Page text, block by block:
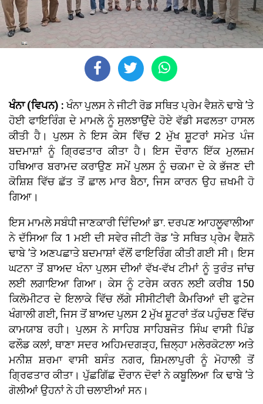
ਖੰਨਾ (ਵਿਪਨ) :ਖੰਨਾ ਪੁਲਸ ਨੇ ਜੀਟੀ ਰੋਡ ਸਥਿਤ ਪ੍ਰੇਮ ਵੈਸ਼ਨੋ ਢਾਬੇ ’ਤੇ
ਹੋਈ ਫਾਇਰਿੰਗ ਦੇ ਮਾਮਲੇ ਨੂੰ ਸੁਲਝਾਉਂਦੇ ਹੋਏ ਵੱਡੀ ਸਫਲਤਾ ਹਾਸਲ
ਕੀਤੀ ਹੈ। ਪੁਲਸ ਨੇ ਇਸ ਕੇਸ ਵਿੱਚ 2 ਮੁੱਖ ਸ਼ੂਟਰਾਂ ਸਮੇਤ ਪੰਜ
ਬਦਮਾਸ਼ਾਂ ਨੂੰ ਗ੍ਰਿਫਤਾਰ ਕੀਤਾ ਹੈ। ਇਸ ਦੌਰਾਨ ਇੱਕ ਮੁਲਜ਼ਮ
ਹਥਿਆਰ ਬਰਾਮਦ ਕਰਾਉਣ ਸਮੇਂ ਪੁਲਸ ਨੂੰ ਚਕਮਾ ਦੇ ਕੇ ਭੱਜਣ ਦੀ
ਕੋਸ਼ਿਸ਼ ਵਿੱਚ ਛੱਤ ਤੋਂ ਛਾਲ ਮਾਰ ਬੈਠਾ, ਜਿਸ ਕਾਰਨ ਉਹ ਜ਼ਖਮੀ ਹੋ
ਗਿਆ।
ਇਸ ਮਾਮਲੇ ਸਬੰਧੀ ਜਾਣਕਾਰੀ ਦਿੰਦਿਆਂ ਡਾ. ਦਰਪਣ ਆਹਲੂਵਾਲੀਆ
ਨੇ ਦੱਸਿਆ ਕਿ 1 ਮਈ ਦੀ ਸਵੇਰ ਜੀਟੀ ਰੋਡ ’ਤੇ ਸਥਿਤ ਪ੍ਰੇਮ ਵੈਸ਼ਨੋ
ਢਾਬੇ ’ਤੇ ਅਣਪਛਾਤੇ ਬਦਮਾਸ਼ਾਂ ਵੱਲੋਂ ਫਾਇਰਿੰਗ ਕੀਤੀ ਗਈ ਸੀ। ਇਸ
ਘਟਨਾ ਤੋਂ ਬਾਅਦ ਖੰਨਾ ਪੁਲਸ ਦੀਆਂ ਵੱਖ-ਵੱਖ ਟੀਮਾਂ ਨੂੰ ਤੁਰੰਤ ਜਾਂਚ
ਲਈ ਲਗਾਇਆ ਗਿਆ। ਕੇਸ ਨੂੰ ਟਰੇਸ ਕਰਨ ਲਈ ਕਰੀਬ 150
ਕਿਲੋਮੀਟਰ ਦੇ ਇਲਾਕੇ ਵਿੱਚ ਲੱਗੇ ਸੀਸੀਟੀਵੀ ਕੈਮਰਿਆਂ ਦੀ ਫੁਟੇਜ
ਖੰਗਾਲੀ ਗਈ, ਜਿਸ ਤੋਂ ਬਾਅਦ ਪੁਲਸ 2 ਮੁੱਖ ਸ਼ੂਟਰਾਂ ਤੱਕ ਪਹੁੰਚਣ ਵਿੱਚ
ਕਾਮਯਾਬ ਰਹੀ। ਪੁਲਸ ਨੇ ਸਾਹਿਬ ਸਾਹਿਬਜੋਤ ਸਿੰਘ ਵਾਸੀ ਪਿੰਡ
ਫਲੌਡ ਕਲਾਂ, ਥਾਣਾ ਸਦਰ ਅਹਿਮਦਗੜ੍ਹ, ਜ਼ਿਲ੍ਹਾ ਮਲੇਰਕੋਟਲਾ ਅਤੇ
ਮਨੀਸ਼ ਸ਼ਰਮਾ ਵਾਸੀ ਬਸੰਤ ਨਗਰ, ਸ਼ਿਮਲਾਪੁਰੀ ਨੂੰ ਮੋਹਾਲੀ ਤੋਂ
ਗ੍ਰਿਫਤਾਰ ਕੀਤਾ। ਪੁੱਛਗਿੱਛ ਦੌਰਾਨ ਦੋਵਾਂ ਨੇ ਕਬੂਲਿਆ ਕਿ ਢਾਬੇ ’ਤੇ
ਗੋਲੀਆਂ ਉਹਨਾਂ ਨੇ ਹੀ ਚਲਾਈਆਂ ਸਨ।